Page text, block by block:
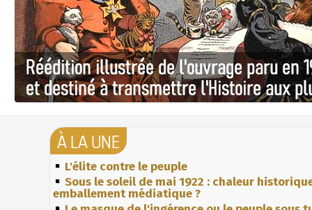
À LA UNE
L'élite contre le peuple
Sous le soleil de mai 1922 : chaleur
emballement médiatique ?